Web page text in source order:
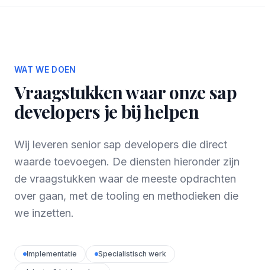
WAT WE DOEN
Vraagstukken waar onze sap
developers je bij helpen
Wij leveren senior sap developers die direct
waarde toevoegen. De diensten hieronder zijn
de vraagstukken waar de meeste opdrachten
over gaan, met de tooling en methodieken die
we inzetten.
Implementatie
Specialistisch werk